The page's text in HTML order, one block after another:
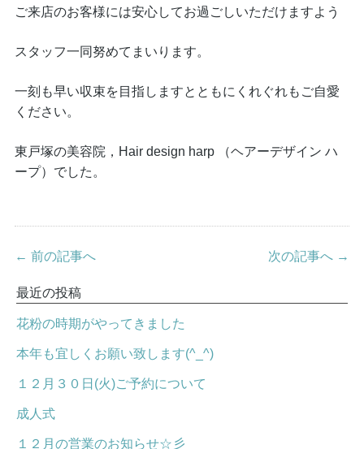
ご来店のお客様には安心してお過ごしいただけますよう
スタッフ一同努めてまいります。
一刻も早い収束を目指しますとともにくれぐれもご自愛
ください。
東戸塚の美容院，Hair design harp （ヘアーデザイン ハ
ープ）でした。
← 前の記事へ 次の記事へ →
最近の投稿
花粉の時期がやってきました
本年も宜しくお願い致します(^_^)
１２月３０日(火)ご予約について
成人式
１２月の営業のお知らせ☆彡